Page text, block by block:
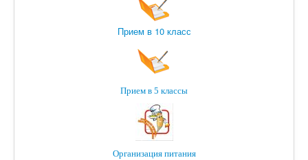
Прием в 10 класс
Прием в 5 классы
Организация питания